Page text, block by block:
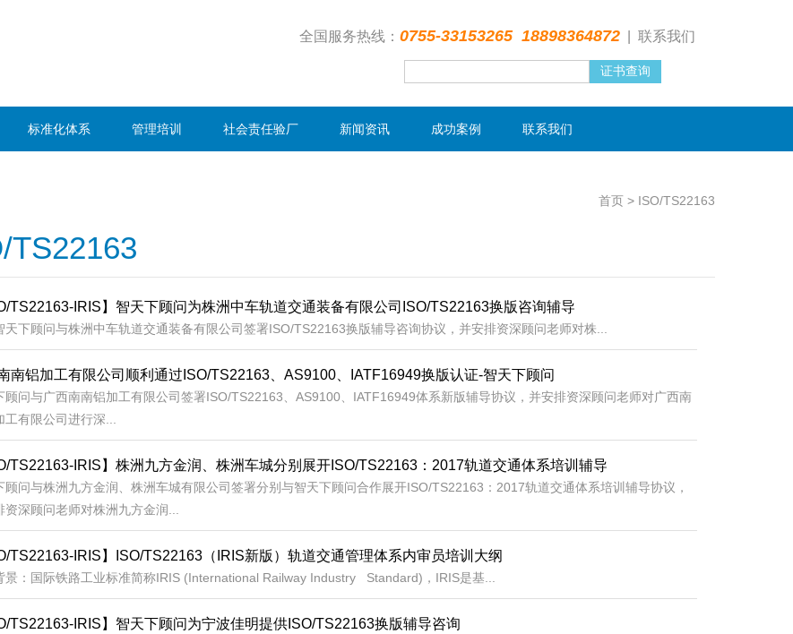
全国服务热线： 0755-33153265 18898364872 联系我们
标准化体系 管理培训 社会责任验厂 新闻资讯 成功案例 联系我们
首页 > ISO/TS22163
TS22163
TS22163-IRIS】智天下顾问为株洲中车轨道交通装备有限公司ISO/TS22163换版咨询辅导
顾问与株洲中车轨道交通装备有限公司签署ISO/TS22163换版辅导咨询协议，并安排资深顾问老师对株...
南铝加工有限公司顺利通过ISO/TS22163、AS9100、IATF16949换版认证-智天下顾问
顾问与广西南南铝加工有限公司签署ISO/TS22163、AS9100、IATF16949体系新版辅导协议，并安排资深顾问老师对广西南
工有限公司进行深...
TS22163-IRIS】株洲九方金润、株洲车城分别展开ISO/TS22163：2017轨道交通体系培训辅导
顾问与株洲九方金润、株洲车城有限公司签署分别与智天下顾问合作展开ISO/TS22163：2017轨道交通体系培训辅导协议，
资深顾问老师对株洲九方金润...
TS22163-IRIS】ISO/TS22163（IRIS新版）轨道交通管理体系内审员培训大纲
景：国际铁路工业标准简称IRIS (International Railway Industry Standard)，IRIS是基...
TS22163-IRIS】智天下顾问为宁波佳明提供ISO/TS22163换版辅导咨询